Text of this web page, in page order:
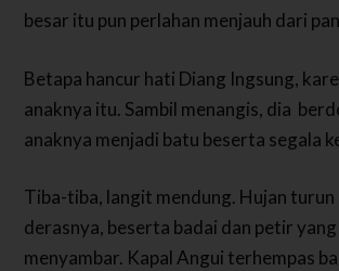
besar itu pun perlahan menjauh dari
Betapa hancur hati Diang Ingsung,
anaknya itu. Sambil menangis, dia
anaknya menjadi batu beserta segala
Tiba-tiba, langit mendung. Hujan turun
derasnya, beserta badai dan petir
menyambar. Kapal Angui terhempas